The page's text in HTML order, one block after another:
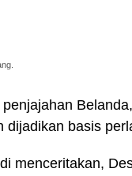
dijadikan basis
menceritakan,